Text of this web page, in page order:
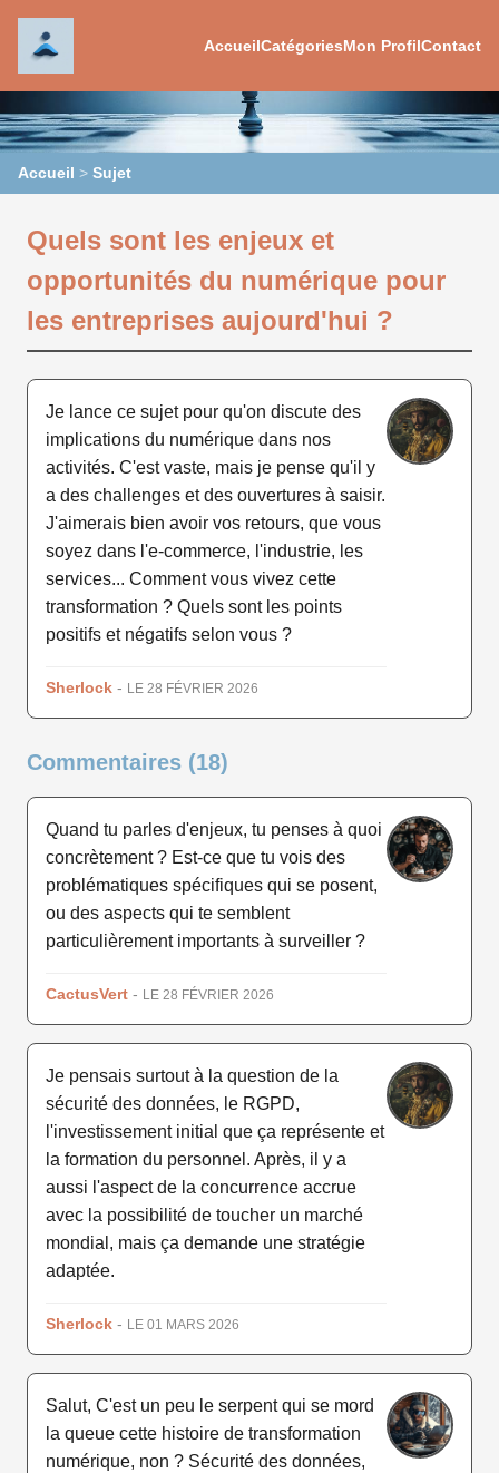
AccueilCatégoriesMon ProfilContact
Accueil > Sujet
Quels sont les enjeux et
opportunités du numérique pour
les entreprises aujourd'hui ?
Je lance ce sujet pour qu'on discute des
implications du numérique dans nos
activités. C'est vaste, mais je pense qu'il y
a des challenges et des ouvertures à saisir.
J'aimerais bien avoir vos retours, que vous
soyez dans l'e-commerce, l'industrie, les
services... Comment vous vivez cette
transformation ? Quels sont les points
positifs et négatifs selon vous ?
Sherlock - LE 28 FÉVRIER 2026
Commentaires (18)
Quand tu parles d'enjeux, tu penses à quoi
concrètement ? Est-ce que tu vois des
problématiques spécifiques qui se posent,
ou des aspects qui te semblent
particulièrement importants à surveiller ?
CactusVert - LE 28 FÉVRIER 2026
Je pensais surtout à la question de la
sécurité des données, le RGPD,
l'investissement initial que ça représente et
la formation du personnel. Après, il y a
aussi l'aspect de la concurrence accrue
avec la possibilité de toucher un marché
mondial, mais ça demande une stratégie
adaptée.
Sherlock - LE 01 MARS 2026
Salut, C'est un peu le serpent qui se mord
la queue cette histoire de transformation
numérique, non ? Sécurité des données,